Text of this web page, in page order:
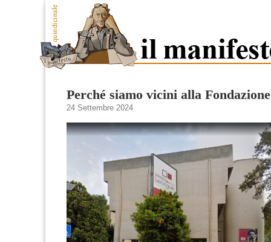
Perché siamo vicini alla
24 Settembre 2024